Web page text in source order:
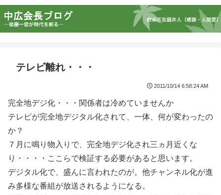
テレビ離れ・・・
2011/10/14 6:58:24 AM
完全地デジ化・・・関係者は冷めていませんか
テレビが完全地デジタル化されて、一体、何が変わったの
か？
７月に鳴り物入りで、完全地デジ化され三ヵ月近くな
り・・・・ここらで検証する必要があると思います。
デジタル化で、盛んに言われたのが。他チャンネル化が進
み多様な番組が放送されるようになる。